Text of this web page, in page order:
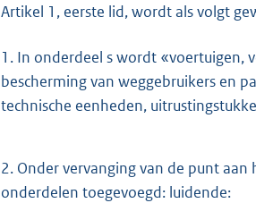
Artikel 1, eerste lid, wordt als volgt
1. In onderdeel s wordt «voertuigen,
bescherming van weggebruikers en
technische eenheden,
2. Onder vervanging van de punt
onderdelen toegevoegd: luidende: